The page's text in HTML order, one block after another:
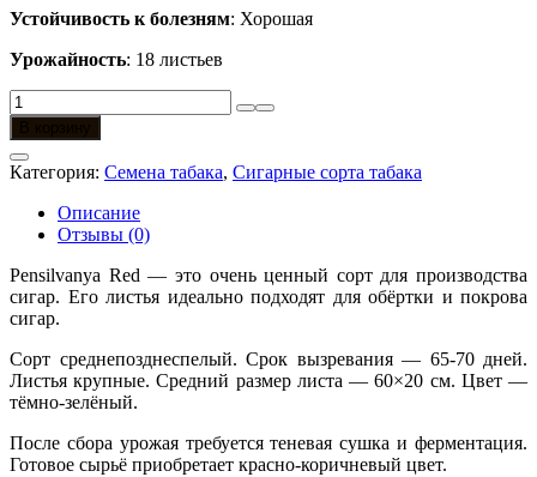
Устойчивость к болезням: Хорошая
Урожайность: 18 листьев
Количество
товара
Pensilvanya
Red
Категория: Семена табака, Сигарные сорта табака
Описание
Отзывы (0)
Pensilvanya Red — это очень ценный сорт для производства
сигар. Его листья идеально подходят для обёртки и покрова
сигар.
Сорт среднепозднеспелый. Срок вызревания — 65-70 дней.
Листья крупные. Средний размер листа — 60×20 см. Цвет —
тёмно-зелёный.
После сбора урожая требуется теневая сушка и ферментация.
Готовое сырьё приобретает красно-коричневый цвет.